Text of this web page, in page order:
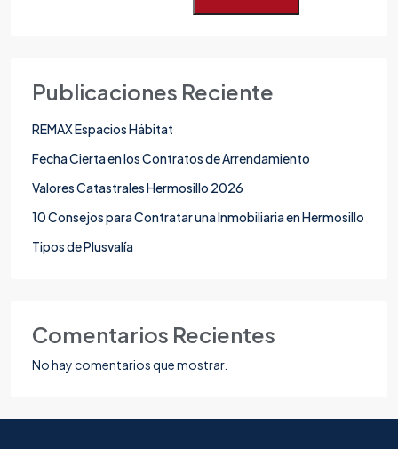
Publicaciones Reciente
REMAX Espacios Hábitat
Fecha Cierta en los Contratos de Arrendamiento
Valores Catastrales Hermosillo 2026
10 Consejos para Contratar una Inmobiliaria en Hermosillo
Tipos de Plusvalía
Comentarios Recientes
No hay comentarios que mostrar.